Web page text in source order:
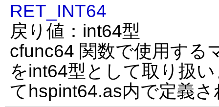
RET_INT64
戻り値：int64型
cfunc64 関数で使用する
をint64型として取り扱
てhspint64.as内で定義